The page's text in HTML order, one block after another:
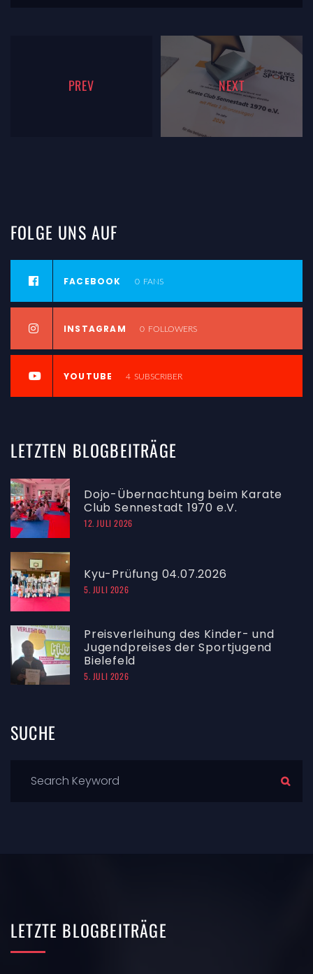
PREV NEXT
FOLGE UNS AUF
FACEBOOK 0 FANS
INSTAGRAM 0 FOLLOWERS
YOUTUBE 4 SUBSCRIBER
LETZTEN BLOGBEITRÄGE
Dojo-Übernachtung beim Karate
Club Sennestadt 1970 e.V.
12. JULI 2026
Kyu-Prüfung 04.07.2026
5. JULI 2026
Preisverleihung des Kinder- und
Jugendpreises der Sportjugend
Bielefeld
5. JULI 2026
SUCHE
LETZTE BLOGBEITRÄGE